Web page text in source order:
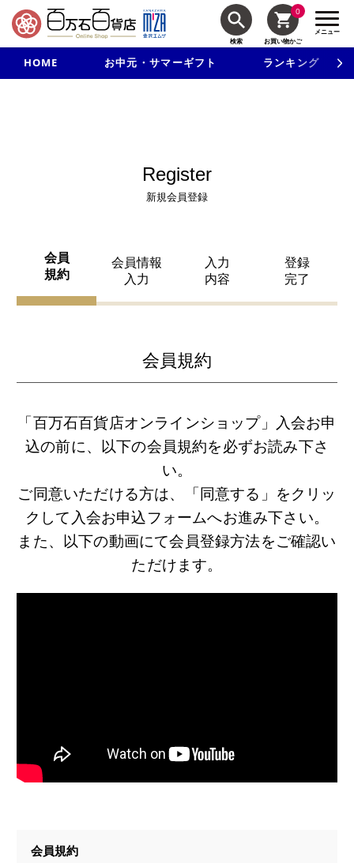
検索
0
お買い物かご
メニュー
HOME お中元・サマーギフト ランキング
新規入会で3千円以上で使える500円クーポンを進呈！
Register
新規会員登録
会員
規約
会員情報
入力
入力
内容
登録
完了
会員規約
「百万石百貨店オンラインショップ」入会お申
込の前に、以下の会員規約を必ずお読み下さ
い。
ご同意いただける方は、「同意する」をクリッ
クして入会お申込フォームへお進み下さい。
また、以下の動画にて会員登録方法をご確認い
ただけます。
会員規約